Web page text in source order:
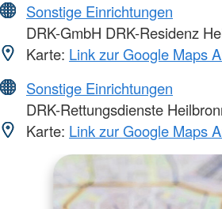
Sonstige Einrichtungen
DRK-GmbH DRK-Residenz
Karte: Link zur Google Maps
Sonstige Einrichtungen
DRK-Rettungsdienste
Karte: Link zur Google Maps